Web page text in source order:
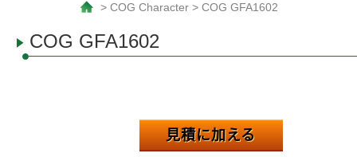
> COG Character > COG GFA1602
COG GFA1602
見積に加える